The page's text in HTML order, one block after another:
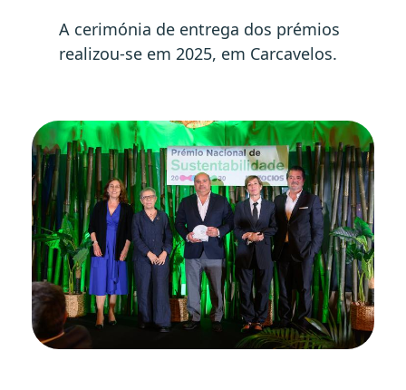
A cerimónia de entrega dos prémios
realizou-se em 2025, em Carcavelos.